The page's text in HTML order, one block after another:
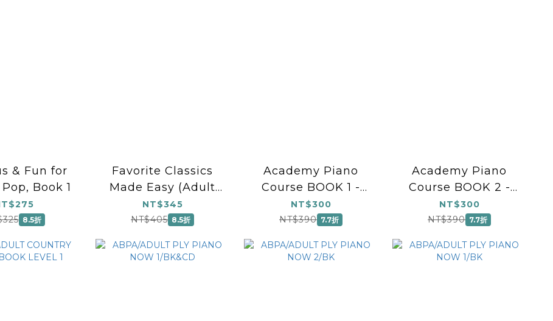
& Fun for
Book 1
8.5折
Favorite Classics
Made Easy (Adult
Piano Library)
NT$345
NT$405 8.5折
Academy Piano
Course BOOK 1 -
Preliminary
NT$300
NT$390 7.7折
Academy Piano
Course BOOK 2 -
Grade One
NT$300
NT$390 7.7折